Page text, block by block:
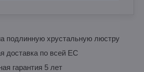
подлинную хрустальную люстру
доставка по всей ЕС
гарантия 5 лет